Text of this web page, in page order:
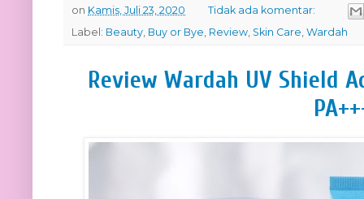
on Kamis, Juli 23, 2020
Tidak ada komentar:
Label: Beauty Buy or Bye Review Skin Care Wardah
Review Wardah UV Shield